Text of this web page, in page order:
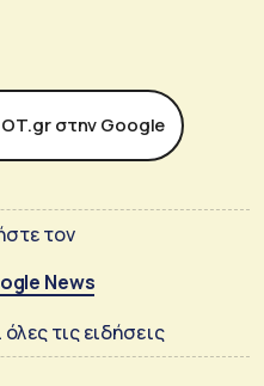
στην Google
τον
News
τις ειδήσεις